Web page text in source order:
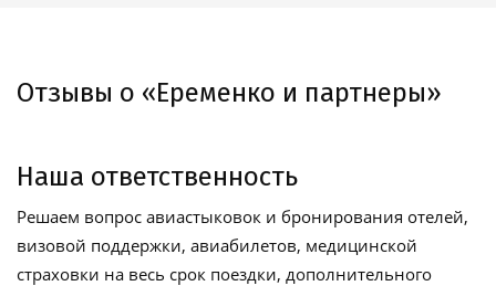
Отзывы о «Еременко и партнеры»
Наша ответственность
Решаем вопрос авиастыковок и бронирования отелей,
визовой поддержки, авиабилетов, медицинской
страховки на весь срок поездки, дополнительного